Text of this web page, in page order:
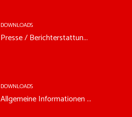
DOWNLOADS
Presse / Berichterstattun...
DOWNLOADS
Allgemeine Informationen ...